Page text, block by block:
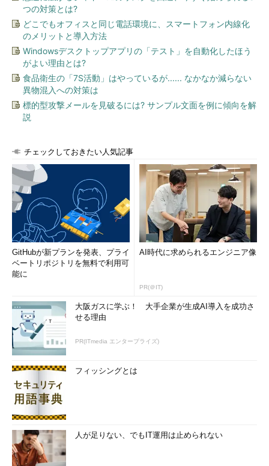
つの対策とは?
どこでもオフィスと同じ電話環境に、スマートフォン内線化
のメリットと導入方法
Windowsデスクトップアプリの「テスト」を自動化したほう
がよい理由とは?
食品衛生の「7S活動」はやっているが...... なかなか減らない
異物混入への対策は
標的型攻撃メールを見破るには? サンプル文面を例に傾向を解
説
チェックしておきたい人気記事
GitHubが新プランを発表、プライ
ベートリポジトリを無料で利用可
能に
AI時代に求められるエンジニア像
PR(＠IT)
大阪ガスに学ぶ！ 大手企業が生成AI導入を成功さ
せる理由
PR(ITmedia エンタープライズ)
フィッシングとは
人が足りない、でもIT運用は止められない